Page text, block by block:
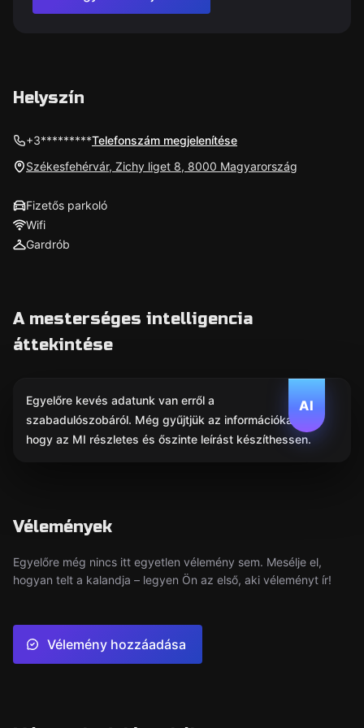
Helyszín
+3*********Telefonszám megjelenítése
Székesfehérvár, Zichy liget 8, 8000 Magyarország
Fizetős parkoló
Wifi
Gardrób
A mesterséges intelligencia
áttekintése
AI
Egyelőre kevés adatunk van erről a
szabadulószobáról. Még gyűjtjük az információkat,
hogy az MI részletes és őszinte leírást készíthessen.
Vélemények
Egyelőre még nincs itt egyetlen vélemény sem. Mesélje el,
hogyan telt a kalandja – legyen Ön az első, aki véleményt ír!
Vélemény hozzáadása